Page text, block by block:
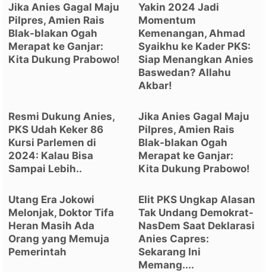
Jika Anies Gagal Maju
Pilpres, Amien Rais
Blak-blakan Ogah
Merapat ke Ganjar:
Kita Dukung Prabowo!
Yakin 2024 Jadi
Momentum
Kemenangan, Ahmad
Syaikhu ke Kader PKS:
Siap Menangkan Anies
Baswedan? Allahu
Akbar!
Resmi Dukung Anies,
PKS Udah Keker 86
Kursi Parlemen di
2024: Kalau Bisa
Sampai Lebih..
Jika Anies Gagal Maju
Pilpres, Amien Rais
Blak-blakan Ogah
Merapat ke Ganjar:
Kita Dukung Prabowo!
Utang Era Jokowi
Melonjak, Doktor Tifa
Heran Masih Ada
Orang yang Memuja
Pemerintah
Elit PKS Ungkap Alasan
Tak Undang Demokrat-
NasDem Saat Deklarasi
Anies Capres:
Sekarang Ini
Memang....